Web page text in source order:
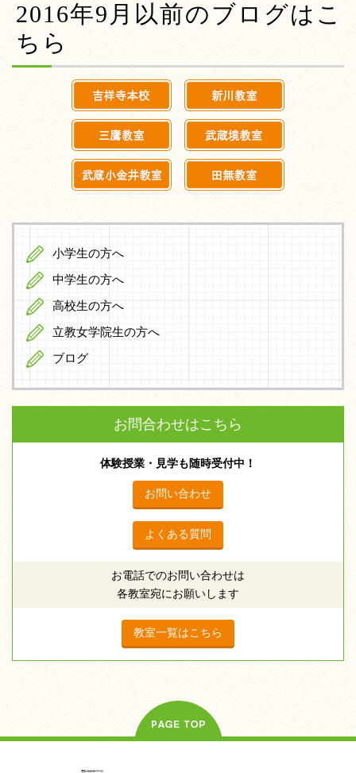
2016年9月以前のブログはこ
ちら
小学生の方へ
中学生の方へ
高校生の方へ
立教女学院生の方へ
ブログ
お問合わせはこちら
体験授業・見学も随時受付中！
お問い合わせ
よくある質問
お電話でのお問い合わせは
各教室宛にお願いします
教室一覧はこちら